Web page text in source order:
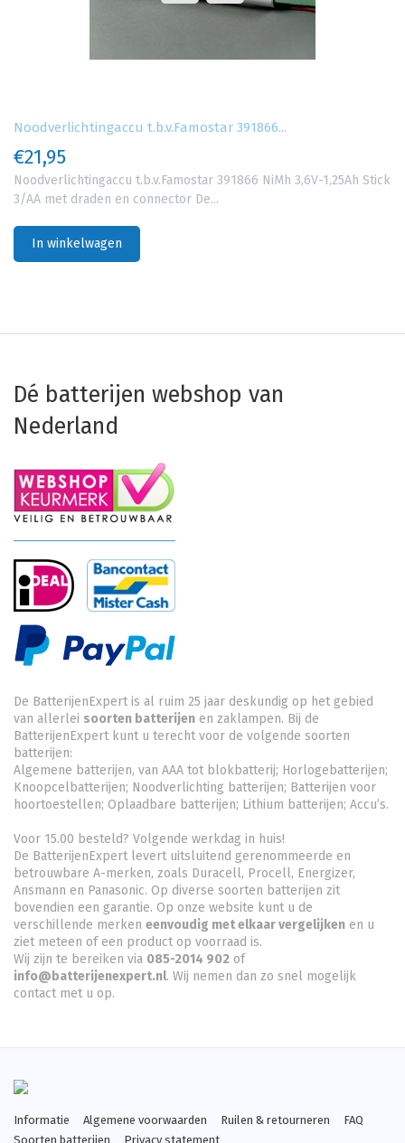
Noodverlichtingaccu t.b.v.Famostar 391866...
€21,95
Noodverlichtingaccu t.b.v.Famostar 391866 NiMh 3,6V-1,25Ah Stick
3/AA met draden en connector De...
In winkelwagen
Dé batterijen webshop van
Nederland
De BatterijenExpert is al ruim 25 jaar deskundig op het gebied
van allerlei soorten batterijen en zaklampen. Bij de
BatterijenExpert kunt u terecht voor de volgende soorten
batterijen:
Algemene batterijen, van AAA tot blokbatterij; Horlogebatterijen;
Knoopcelbatterijen; Noodverlichting batterijen; Batterijen voor
hoortoestellen; Oplaadbare batterijen; Lithium batterijen; Accu’s.
Voor 15.00 besteld? Volgende werkdag in huis!
De BatterijenExpert levert uitsluitend gerenommeerde en
betrouwbare A-merken, zoals Duracell, Procell, Energizer,
Ansmann en Panasonic. Op diverse soorten batterijen zit
bovendien een garantie. Op onze website kunt u de
verschillende merken eenvoudig met elkaar vergelijken en u
ziet meteen of een product op voorraad is.
Wij zijn te bereiken via 085-2014 902 of
info@batterijenexpert.nl. Wij nemen dan zo snel mogelijk
contact met u op.
Informatie Algemene voorwaarden Ruilen & retourneren
FAQ
Soorten batterijen
Privacy statement